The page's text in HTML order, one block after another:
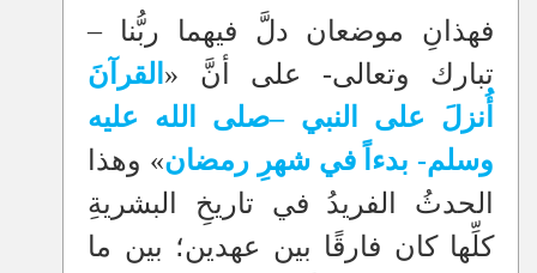
فهذانِ موضعان دلَّ فيهما ربُّنا–
تبارك وتعالى- على أنَّ « القرآنَ
أُنزلَ على النبي–صلى الله عليه
وسلم- بدءاً في شهرِ رمضان» وهذا
الحدثُ الفريدُ في تاريخِ البشريةِ
كلِّها كان فارقًا بين عهدين؛ بين ما